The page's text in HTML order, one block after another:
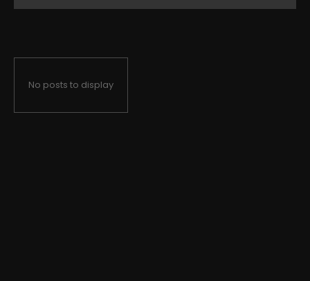
No posts to display